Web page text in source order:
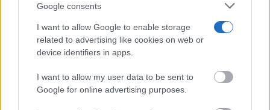
Google consents
I want to allow Google to enable storage
related to advertising like cookies on web or
device identifiers in apps.
I want to allow my user data to be sent to
Google for online advertising purposes.